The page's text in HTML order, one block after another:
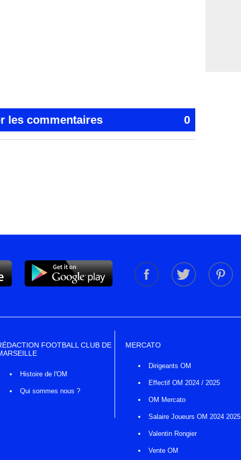
les commentaires 0
FOOTBALL CLUB DE
Histoire de l'OM
Qui sommes nous ?
MERCATO
Dirigeants OM
Effectif OM 2024 / 2025
OM Mercato
Salaire Joueurs OM 2024 2025
Valentin Rongier
Vente OM